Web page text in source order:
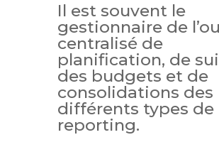
Il est souvent le
gestionnaire de
centralisé de
planification, de
des budgets et de
consolidations des
différents types de
reporting.